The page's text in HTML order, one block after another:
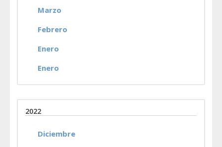
Marzo
Febrero
Enero
Enero
2022
Diciembre